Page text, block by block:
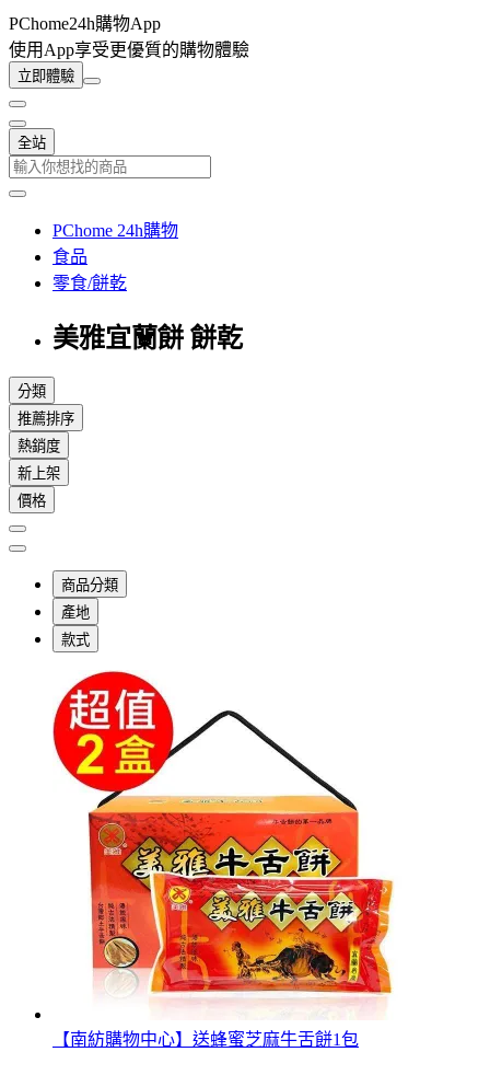
PChome24h購物App
使用App享受更優質的購物體驗
立即體驗
全站
PChome 24h購物
食品
零食/餅乾
美雅宜蘭餅 餅乾
分類
推薦排序
熱銷度
新上架
價格
商品分類
產地
款式
【南紡購物中心】送蜂蜜芝麻牛舌餅1包